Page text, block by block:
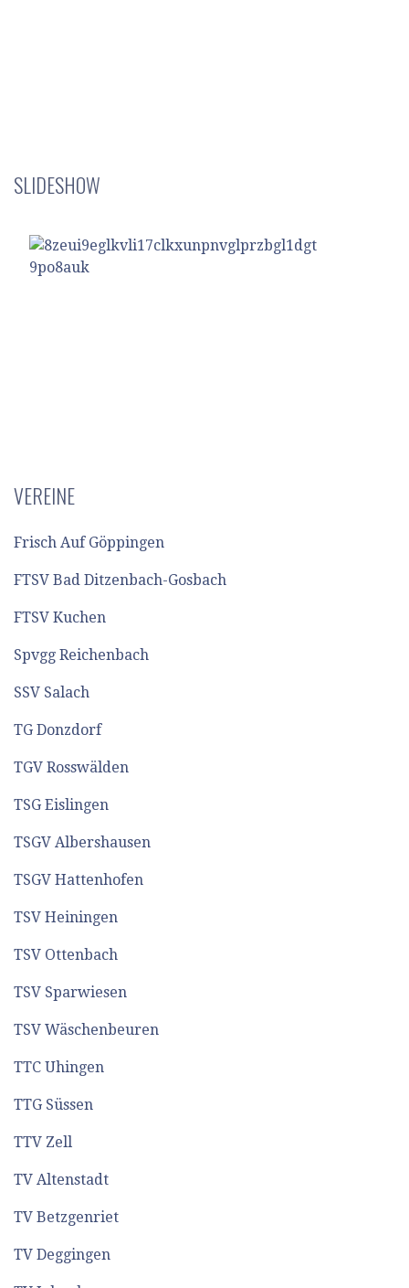
SLIDESHOW
VEREINE
Frisch Auf Göppingen
FTSV Bad Ditzenbach-Gosbach
FTSV Kuchen
Spvgg Reichenbach
SSV Salach
TG Donzdorf
TGV Rosswälden
TSG Eislingen
TSGV Albershausen
TSGV Hattenhofen
TSV Heiningen
TSV Ottenbach
TSV Sparwiesen
TSV Wäschenbeuren
TTC Uhingen
TTG Süssen
TTV Zell
TV Altenstadt
TV Betzgenriet
TV Deggingen